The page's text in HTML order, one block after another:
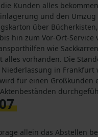
Kunden alles
und den Umzug
über
hin zum Vor-Ort-Service
wie
alles vorhanden. Die
Niederlassung in Frankfurt
für einen Großkunden
allein das Abstellen